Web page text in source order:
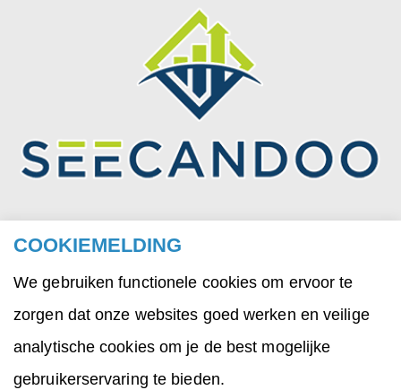
© 2026 Michiel Verbeek
Algemene voorwaarden
Privacyverklaring
Sitemap
COOKIEMELDING
We gebruiken functionele cookies om ervoor te
zorgen dat onze websites goed werken en veilige
analytische cookies om je de best mogelijke
gebruikerservaring te bieden.